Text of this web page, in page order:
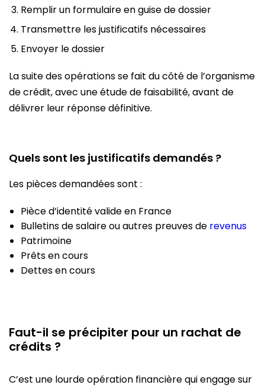
Remplir un formulaire en guise de dossier
Transmettre les justificatifs nécessaires
Envoyer le dossier
La suite des opérations se fait du côté de l’organisme
de crédit, avec une étude de faisabilité, avant de
délivrer leur réponse définitive.
Quels sont les justificatifs demandés ?
Les pièces demandées sont :
Pièce d’identité valide en France
Bulletins de salaire ou autres preuves de revenus
Patrimoine
Prêts en cours
Dettes en cours
Faut-il se précipiter pour un rachat de
crédits ?
C’est une lourde opération financière qui engage sur